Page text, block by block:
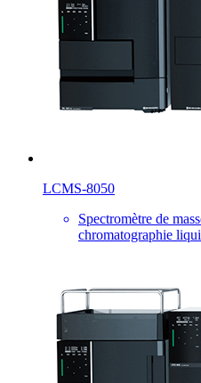
LCMS-8050
Spectromètre de
chromatographie